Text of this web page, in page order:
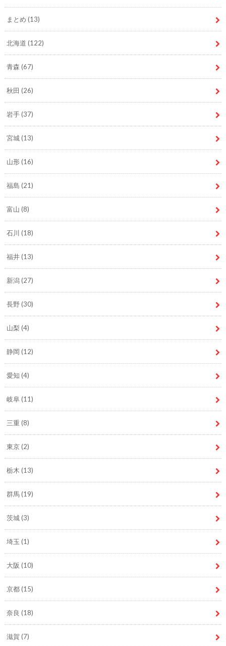
まとめ (13)
北海道 (122)
青森 (67)
秋田 (26)
岩手(37)
宮城(13)
山形(16)
福島 (21)
富山 (8)
石川 (18)
福井(13)
新潟(27)
長野(30)
山梨 (4)
静岡 (12)
愛知 (4)
岐阜(11)
三重 (8)
東京(2)
栃木 (13)
群馬(19)
茨城(3)
埼玉 (1)
大阪 (10)
京都(15)
奈良 (18)
滋賀 (7)